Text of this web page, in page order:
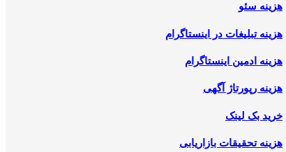
هزینه سئو
هزینه تبلیغات در اینستاگرام
هزینه ادمین اینستاگرام
هزینه رپورتاژ آگهی
خرید بک لینک
هزینه تحقیقات بازاریابی